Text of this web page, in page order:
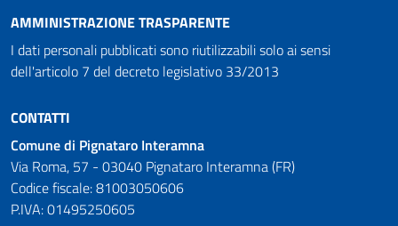
AMMINISTRAZIONE TRASPARENTE
I dati personali pubblicati sono riutilizzabili solo ai sensi
dell'articolo 7 del decreto legislativo 33/2013
CONTATTI
Comune di Pignataro Interamna
Via Roma, 57 - 03040 Pignataro Interamna (FR)
Codice fiscale: 81003050606
P.IVA: 01495250605